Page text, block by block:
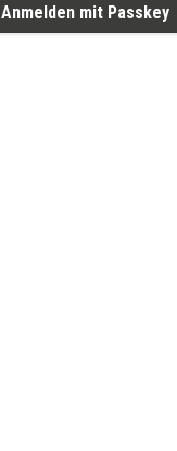
Anmelden mit Passkey